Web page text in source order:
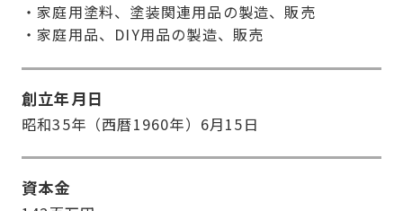
・家庭用塗料、塗装関連用品の製造、販売
・家庭用品、DIY用品の製造、販売
創立年月日
昭和35年（西暦1960年）6月15日
資本金